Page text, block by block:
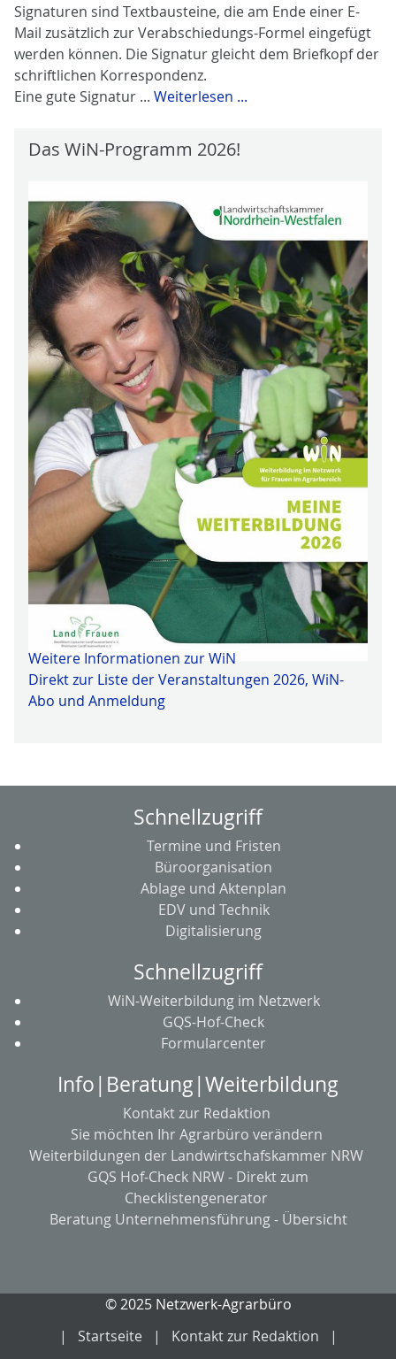
Signaturen sind Textbausteine, die am Ende einer E-
Mail zusätzlich zur Verabschiedungs-Formel eingefügt
werden können. Die Signatur gleicht dem Briefkopf der
schriftlichen Korrespondenz.
Eine gute Signatur ... Weiterlesen ...
Das WiN-Programm 2026!
Weitere Informationen zur WiN
Direkt zur Liste der Veranstaltungen 2026, WiN-
Abo und Anmeldung
Schnellzugriff
Termine und Fristen
Büroorganisation
Ablage und Aktenplan
EDV und Technik
Digitalisierung
Schnellzugriff
WiN-Weiterbildung im Netzwerk
GQS-Hof-Check
Formularcenter
Info|Beratung|Weiterbildung
Kontakt zur Redaktion
Sie möchten Ihr Agrarbüro verändern
Weiterbildungen der Landwirtschafskammer NRW
GQS Hof-Check NRW - Direkt zum
Checklistengenerator
Beratung Unternehmensführung - Übersicht
© 2025 Netzwerk-Agrarbüro
Startseite
Kontakt zur Redaktion